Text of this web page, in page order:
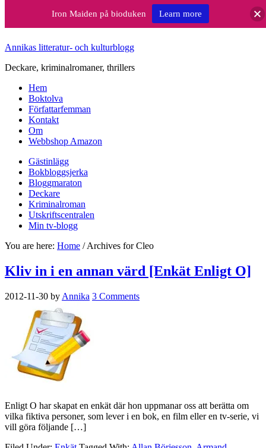
Annikas litteratur- och kulturblogg
Deckare, kriminalromaner, thrillers
Hem
Boktolva
Författarfemman
Kontakt
Om
Webbshop Amazon
Gästinlägg
Bokbloggsjerka
Bloggmaraton
Deckare
Kriminalroman
Utskriftscentralen
Min tv-blogg
You are here: Home /Archives for Cleo
Kliv in i en annan värd [Enkät Enligt O]
2012-11-30 by Annika 3 Comments
Enligt O har skapat en enkät där hon uppmanar oss att berätta om
vilka fiktiva personer, som lever i en bok, en film eller en tv-serie, vi
vill göra följande […]
Iron Maiden på bioduken Learn more